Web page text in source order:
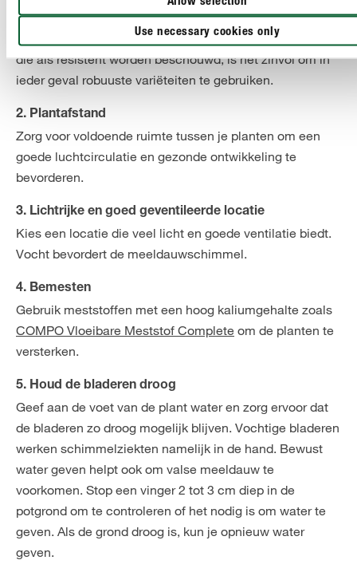
Use necessary cookies only
‘Fanny’ wijnranken of de bodembedekkende roos
‘Sommermärchen’. Als er geen speciale variëteiten zijn
die als resistent worden beschouwd, is het zinvol om in
ieder geval robuuste variëteiten te gebruiken.
2. Plantafstand
Zorg voor voldoende ruimte tussen je planten om een
goede luchtcirculatie en gezonde ontwikkeling te
bevorderen.
3. Lichtrijke en goed geventileerde locatie
Kies een locatie die veel licht en goede ventilatie biedt.
Vocht bevordert de meeldauwschimmel.
4. Bemesten
Gebruik meststoffen met een hoog kaliumgehalte zoals
COMPO Vloeibare Meststof Complete om de planten te
versterken.
5. Houd de bladeren droog
Geef aan de voet van de plant water en zorg ervoor dat
de bladeren zo droog mogelijk blijven. Vochtige bladeren
werken schimmelziekten namelijk in de hand. Bewust
water geven helpt ook om valse meeldauw te
voorkomen. Stop een vinger 2 tot 3 cm diep in de
potgrond om te controleren of het nodig is om water te
geven. Als de grond droog is, kun je opnieuw water
geven.